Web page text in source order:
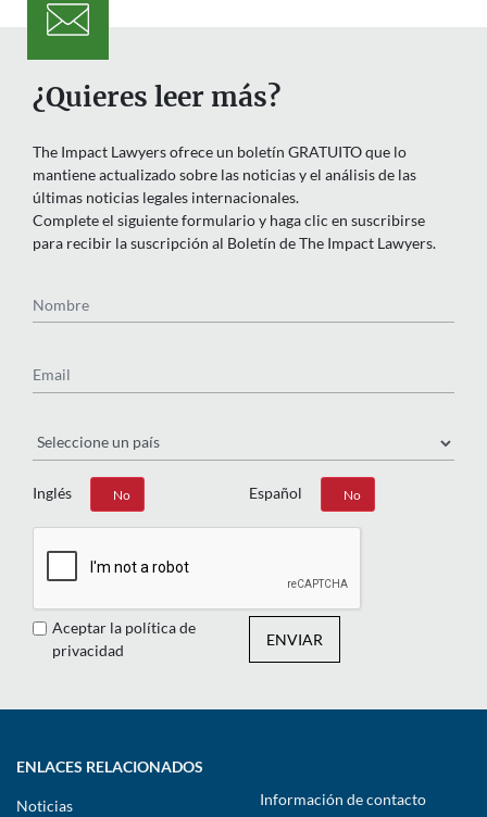
¿Quieres leer más?
The Impact Lawyers ofrece un boletín GRATUITO que lo
mantiene actualizado sobre las noticias y el análisis de las
últimas noticias legales internacionales.
Complete el siguiente formulario y haga clic en suscribirse
para recibir la suscripción al Boletín de The Impact Lawyers.
Inglés
Sí No Español
Sí No
Aceptar la política de
privacidad
ENVIAR
ENLACES RELACIONADOS
Noticias Información de contacto